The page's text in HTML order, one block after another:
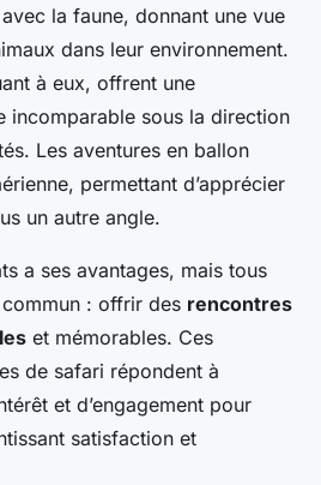
avec la faune, donnant une vue
dans leur environnement.
à eux, offrent une
incomparable sous la direction
Les aventures en ballon
permettant d’apprécier
un autre angle.
a ses avantages, mais tous
: offrir des rencontres
et mémorables. Ces
de safari répondent à
et d’engagement pour
satisfaction et